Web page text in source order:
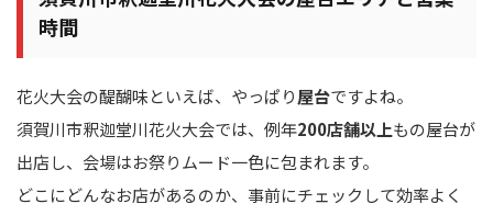
時間
花火大会の醍醐味といえば、やっぱり屋台ですよね。
須賀川市釈迦堂川花火大会では、例年200店舗以上もの屋台が
出店し、会場はお祭りムード一色に包まれます。
どこにどんなお店があるのか、事前にチェックして効率よく